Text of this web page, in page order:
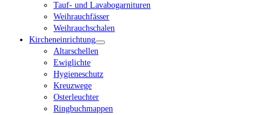
Tauf- und Lavabogarnituren
Weihrauchfässer
Weihrauchschalen
Kircheneinrichtung
Altarschellen
Ewiglichte
Hygieneschutz
Kreuzwege
Osterleuchter
Ringbuchmappen